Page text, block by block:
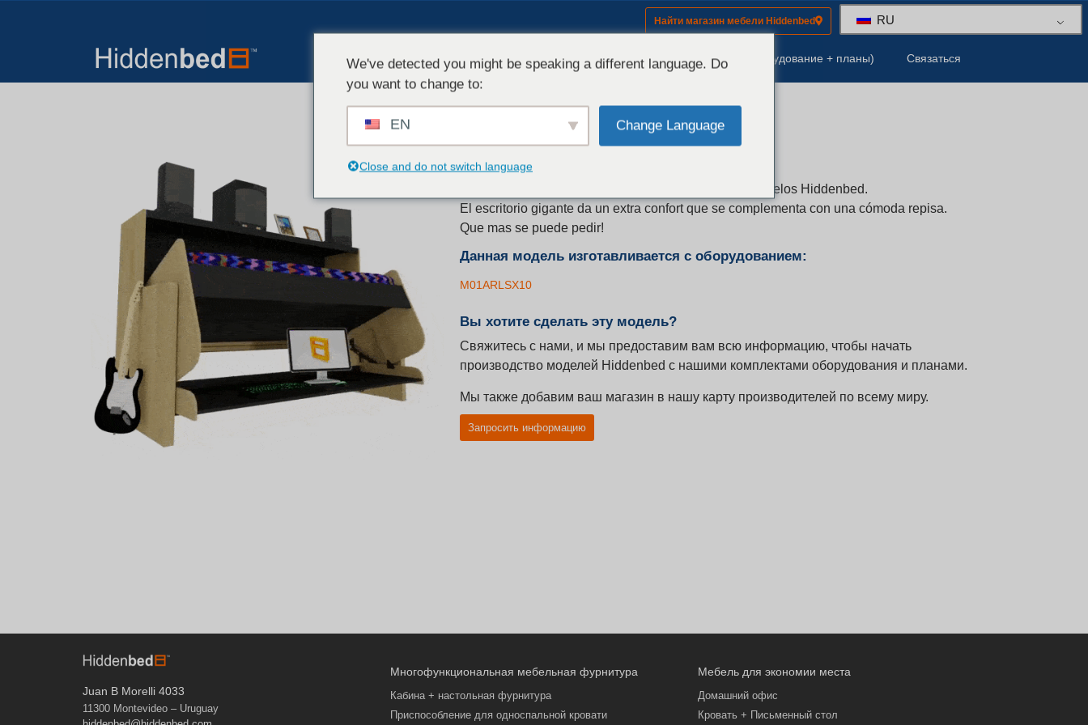
Найти магазин мебели Hiddenbed RU
Оборудование (модели) Комплекты (оборудование + планы) Связаться
El modelo Splendid Single es el best seller de los modelos Hiddenbed.
El escritorio gigante da un extra confort que se complementa con una cómoda repisa.
Que mas se puede pedir!
Данная модель изготавливается с оборудованием:
M01ARLSX10
Вы хотите сделать эту модель?
Свяжитесь с нами, и мы предоставим вам всю информацию, чтобы начать
производство моделей Hiddenbed с нашими комплектами оборудования и планами.
Мы также добавим ваш магазин в нашу карту производителей по всему миру.
Запросить информацию
Juan B Morelli 4033
11300 Montevideo – Uruguay
Многофункциональная мебельная фурнитура
Кабина + настольная фурнитура
Приспособление для односпальной кровати
Мебель для экономии места
Домашний офис
Кровать + Письменный стол
We've detected you might be speaking a different language. Do
you want to change to:
EN Change Language
Close and do not switch language